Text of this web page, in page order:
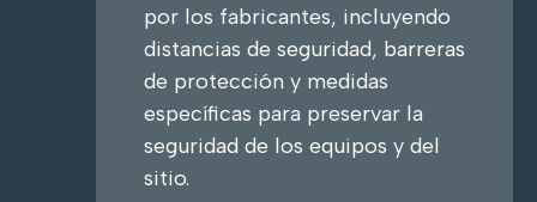
por los fabricantes, incluyendo
distancias de seguridad, barreras
de protección y medidas
específicas para preservar la
seguridad de los equipos y del
sitio.